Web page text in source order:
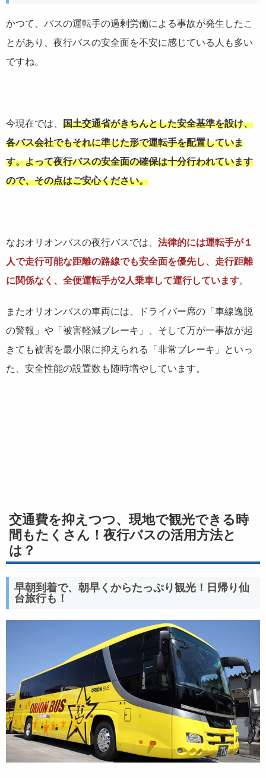
かつて、バスの運転手の過剰労働による事故が発生したこ
とがあり、夜行バスの安全面を不安に感じている人も多い
ですね。
今現在では、 国土交通省がきちんとした安全基準を設け、
各バス会社でもそれに準じた形で運転手を配置していま
す。よって夜行バスの安全面の確保は十分行われています
ので、その点はご安心ください。
なおオリオンバスの夜行バスでは、 法律的には運転手が１
人で走行可能な距離の路線でも安全面を優先し、走行距離
に関係なく、全便運転手が2人乗車して運行しています。
またオリオンバスの車両には、ドライバー席の「車線逸脱
の警報」や「被害軽減ブレーキ」、そして万が一事故が起
きても被害を最小限に抑えられる「非常ブレーキ」といっ
た、安全性能の設置数も随時増やしています。
交通費を抑えつつ、現地で観光できる時
間もたくさん！夜行バスの活用方法と
は？
早朝到着で、朝早くからたっぷり観光！日帰り仙
台旅行も！